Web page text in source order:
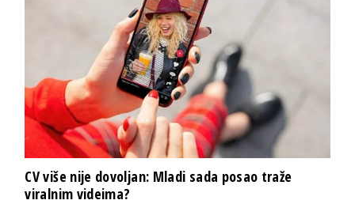
CV više nije dovoljan: Mladi sada posao traže
viralnim videima?